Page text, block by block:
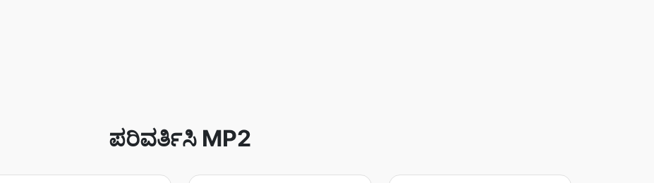
ಪರಿವರ್ತಿಸಿ MP2